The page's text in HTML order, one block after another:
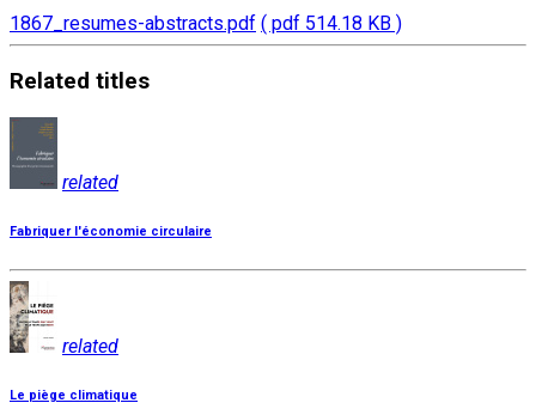
1867_resumes-abstracts.pdf ( pdf 514.18 KB )
Related titles
related
Fabriquer l'économie circulaire
related
Le piège climatique